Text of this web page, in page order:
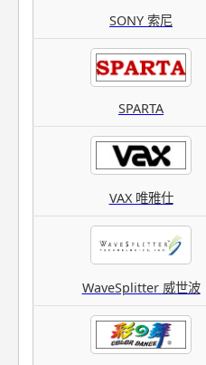
SONY 索尼
SPARTA
VAX 唯雅仕
WaveSplitter 威世波